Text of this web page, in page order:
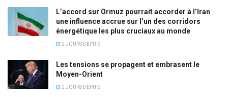
L’accord sur Ormuz pourrait accorder à l’Iran
une influence accrue sur l’un des corridors
énergétique les plus cruciaux au monde
2 JOURS DEPUIS
Les tensions se propagent et embrasent le
Moyen-Orient
2 JOURS DEPUIS